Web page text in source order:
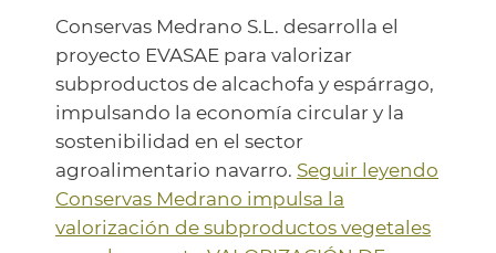
Conservas Medrano S.L. desarrolla el
proyecto EVASAE para valorizar
subproductos de alcachofa y espárrago,
impulsando la economía circular y la
sostenibilidad en el sector
agroalimentario navarro. Seguir leyendo
Conservas Medrano impulsa la
valorización de subproductos vegetales